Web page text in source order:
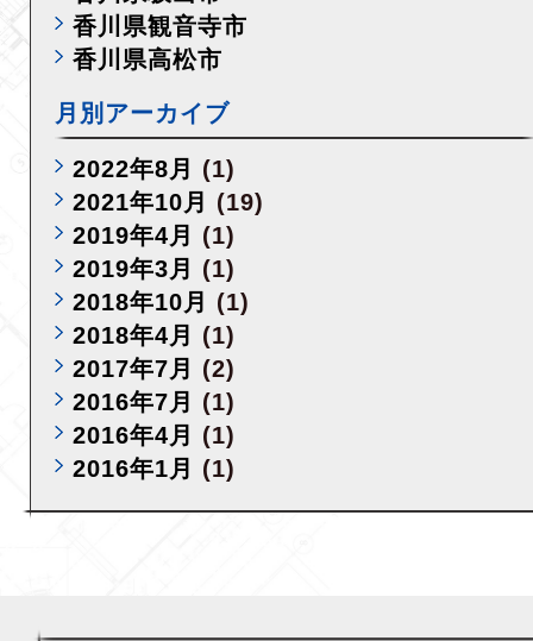
香川県観音寺市
香川県高松市
月別アーカイブ
2022年8月
(1)
2021年10月
(19)
2019年4月
(1)
2019年3月
(1)
2018年10月
(1)
2018年4月
(1)
2017年7月
(2)
2016年7月
(1)
2016年4月
(1)
2016年1月
(1)